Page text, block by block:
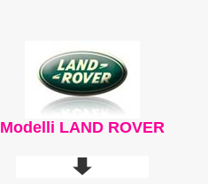
Modelli LAND ROVER